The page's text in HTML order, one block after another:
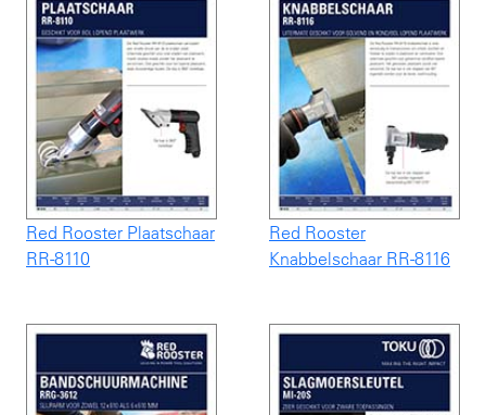
Red Rooster Plaatschaar
RR-8110
Red Rooster
Knabbelschaar RR-8116